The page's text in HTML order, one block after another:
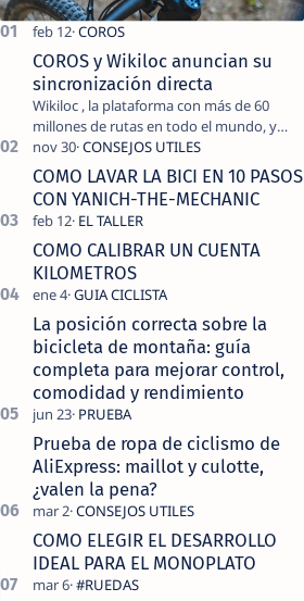
COROS y Wikiloc anuncian su
sincronización directa
Wikiloc , la plataforma con más de 60
millones de rutas en todo el mundo, y
COROS , marca de dispositivos GPS
reconocida mundialmente por su
tecnolo…
COMO LAVAR LA BICI EN 10 PASOS
CON YANICH-THE-MECHANIC
COMO CALIBRAR UN CUENTA
KILOMETROS
La posición correcta sobre la
bicicleta de montaña: guía
completa para mejorar control,
comodidad y rendimiento
Prueba de ropa de ciclismo de
AliExpress: maillot y culotte,
¿valen la pena?
COMO ELEGIR EL DESARROLLO
IDEAL PARA EL MONOPLATO